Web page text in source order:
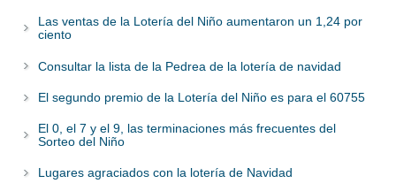
Las ventas de la Lotería del Niño aumentaron un 1,24 por
ciento
Consultar la lista de la Pedrea de la lotería de navidad
El segundo premio de la Lotería del Niño es para el 60755
El 0, el 7 y el 9, las terminaciones más frecuentes del
Sorteo del Niño
Lugares agraciados con la lotería de Navidad